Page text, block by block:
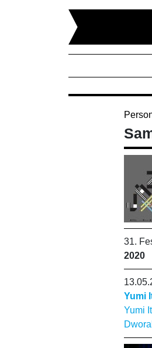
31.
2020
Yumi
Yumi